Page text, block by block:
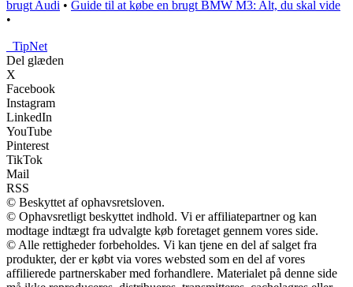
brugt Audi • Guide til at købe en brugt BMW M3: Alt, du skal vide
•
TipNet
Del glæden
X
Facebook
Instagram
LinkedIn
YouTube
Pinterest
TikTok
Mail
RSS
© Beskyttet af ophavsretsloven.
© Ophavsretligt beskyttet indhold. Vi er affiliatepartner og kan
modtage indtægt fra udvalgte køb foretaget gennem vores side.
© Alle rettigheder forbeholdes. Vi kan tjene en del af salget fra
produkter, der er købt via vores websted som en del af vores
affilierede partnerskaber med forhandlere. Materialet på denne side